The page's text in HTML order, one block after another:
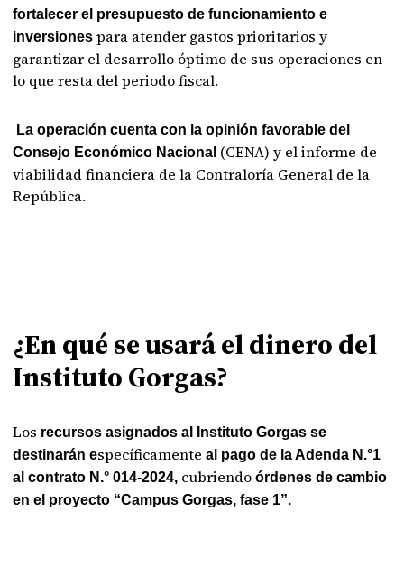
fortalecer el presupuesto de funcionamiento e
inversionespara atender gastos prioritarios y
garantizar el desarrollo óptimo de sus operaciones en
lo que resta del periodo fiscal.
La operación cuenta con la opinión favorable del
Consejo Económico Nacional (CENA) y el informe de
viabilidad financiera de la Contraloría General de la
República.
¿En qué se usará el dinero del
Instituto Gorgas?
Los recursos asignados al Instituto Gorgas se
destinarán específicamente al pago de la Adenda N.°1
al contrato N.° 014-2024, cubriendoórdenes de cambio
en el proyecto “Campus Gorgas, fase 1”.